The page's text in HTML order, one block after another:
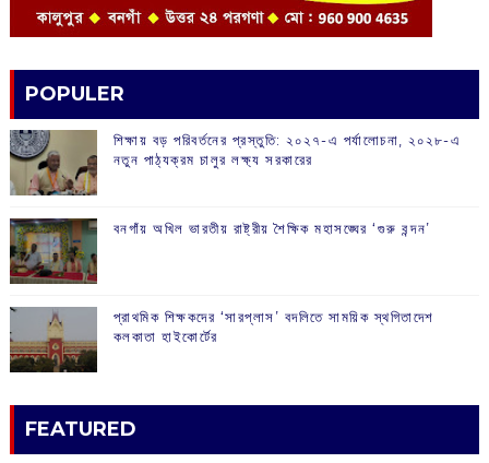
POPULER
শিক্ষায় বড় পরিবর্তনের প্রস্তুতি: ২০২৭-এ পর্যালোচনা, ২০২৮-এ
নতুন পাঠ্যক্রম চালুর লক্ষ্য সরকারের
বনগাঁয় অখিল ভারতীয় রাষ্ট্রীয় শৈক্ষিক মহাসঙ্ঘের ‘গুরু বন্দন’
প্রাথমিক শিক্ষকদের ‘সারপ্লাস’ বদলিতে সাময়িক স্থগিতাদেশ
কলকাতা হাইকোর্টের
FEATURED